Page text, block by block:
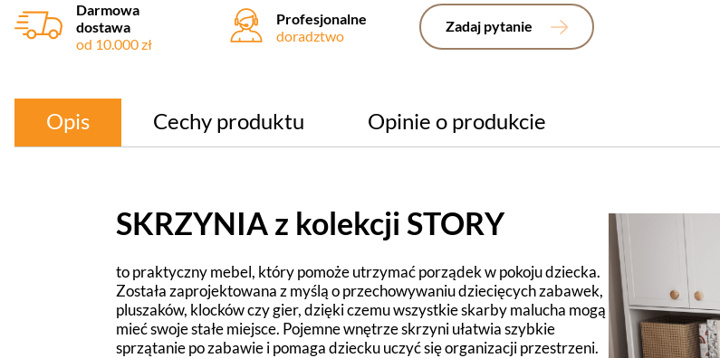
Darmowa
dostawa
od 10.000 zł
Profesjonalne
doradztwo
Zadaj pytanie
Opis Cechy produktu Opinie o produkcie
SKRZYNIA z kolekcji STORY
to praktyczny mebel, który pomoże utrzymać porządek w pokoju dziecka.
Została zaprojektowana z myślą o przechowywaniu dziecięcych zabawek,
pluszaków, klocków czy gier, dzięki czemu wszystkie skarby malucha mogą
mieć swoje stałe miejsce. Pojemne wnętrze skrzyni ułatwia szybkie
sprzątanie po zabawie i pomaga dziecku uczyć się organizacji przestrzeni.